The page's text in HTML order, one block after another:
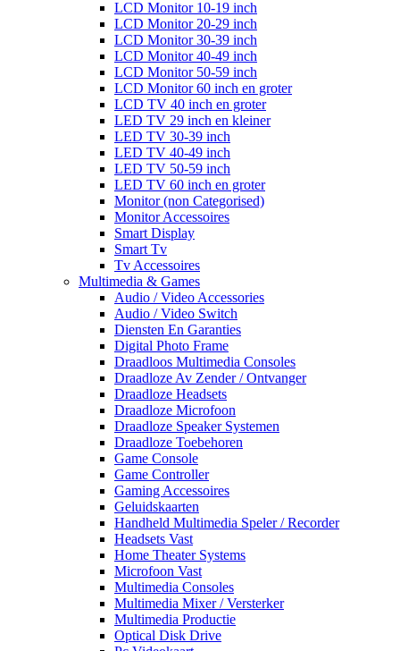
LCD Monitor 10-19 inch
LCD Monitor 20-29 inch
LCD Monitor 30-39 inch
LCD Monitor 40-49 inch
LCD Monitor 50-59 inch
LCD Monitor 60 inch en groter
LCD TV 40 inch en groter
LED TV 29 inch en kleiner
LED TV 30-39 inch
LED TV 40-49 inch
LED TV 50-59 inch
LED TV 60 inch en groter
Monitor (non Categorised)
Monitor Accessoires
Smart Display
Smart Tv
Tv Accessoires
Multimedia & Games
Audio / Video Accessories
Audio / Video Switch
Diensten En Garanties
Digital Photo Frame
Draadloos Multimedia Consoles
Draadloze Av Zender / Ontvanger
Draadloze Headsets
Draadloze Microfoon
Draadloze Speaker Systemen
Draadloze Toebehoren
Game Console
Game Controller
Gaming Accessoires
Geluidskaarten
Handheld Multimedia Speler / Recorder
Headsets Vast
Home Theater Systems
Microfoon Vast
Multimedia Consoles
Multimedia Mixer / Versterker
Multimedia Productie
Optical Disk Drive